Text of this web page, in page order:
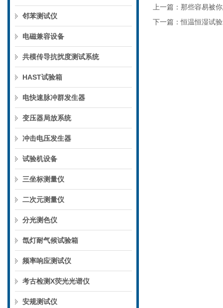
邻苯测试仪
电磁兼容设备
共模传导抗扰度测试系统
HAST试验箱
电快速脉冲群发生器
变压器局放系统
冲击电压发生器
试验机设备
三坐标测量仪
二次元测量仪
分光测色仪
氙灯耐气候试验箱
频率响应测试仪
考古检测X荧光光谱仪
安规测试仪
上一篇： 那些容易被
下一篇：恒温恒湿试